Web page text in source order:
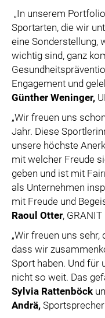
„In unserem
Sportarten, die wir
eine Sonderstellung,
wichtig sind, ganz
Engagement und
Günther Weninger,
„Wir freuen uns
Jahr. Diese
unsere höchste
mit welcher Freude
geben und ist mit
als Unternehmen
mit Freude und
Raoul Otter, GRANIT
„Wir freuen uns
dass wir
Sport haben. Und für
nicht so weit. Das
Sylvia Rattenböck
Andrä,